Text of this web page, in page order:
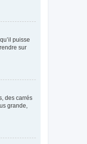
puisse
sur
des carrés
grande,